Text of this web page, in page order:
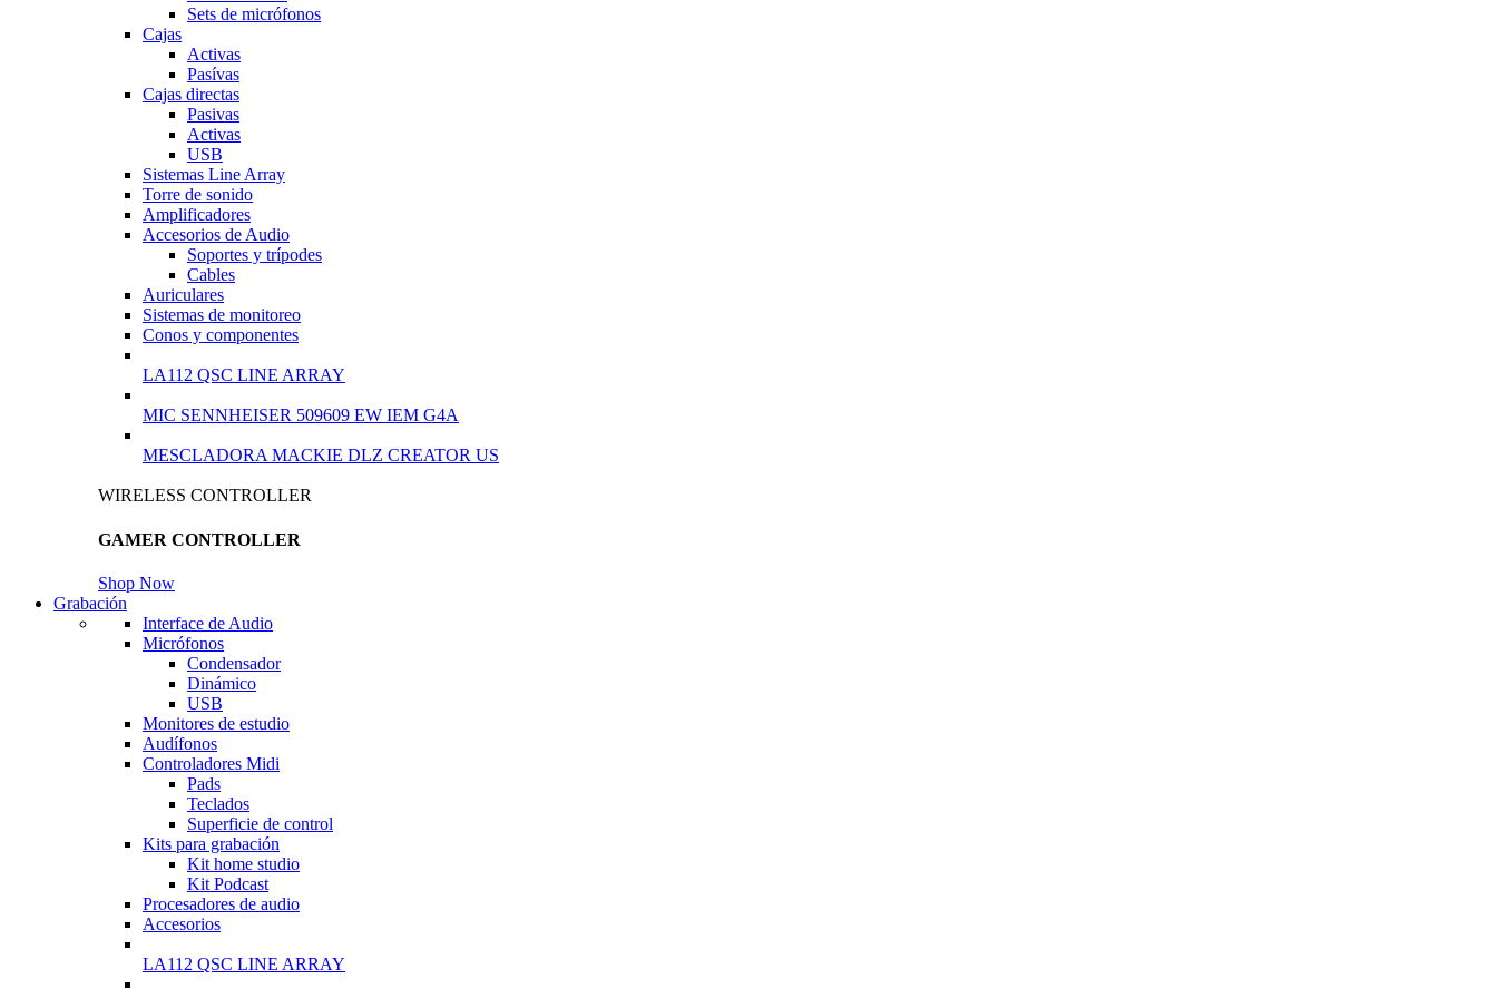
Sets de micrófonos
Cajas
Activas
Pasívas
Cajas directas
Pasivas
Activas
USB
Sistemas Line Array
Torre de sonido
Amplificadores
Accesorios de Audio
Soportes y trípodes
Cables
Auriculares
Sistemas de monitoreo
Conos y componentes
LA112 QSC LINE ARRAY
MIC SENNHEISER 509609 EW IEM G4A
MESCLADORA MACKIE DLZ CREATOR US
WIRELESS CONTROLLER
GAMER CONTROLLER
Shop Now
Grabación
Interface de Audio
Micrófonos
Condensador
Dinámico
USB
Monitores de estudio
Audífonos
Controladores Midi
Pads
Teclados
Superficie de control
Kits para grabación
Kit home studio
Kit Podcast
Procesadores de audio
Accesorios
LA112 QSC LINE ARRAY